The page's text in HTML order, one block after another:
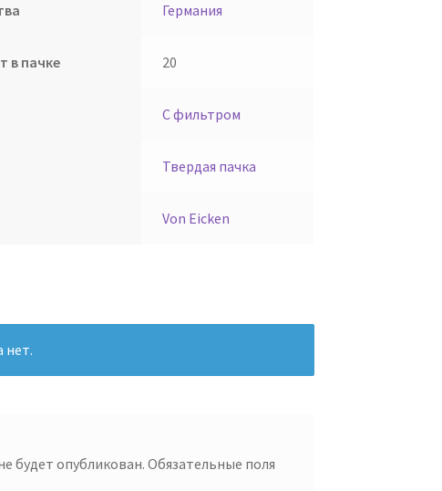
Германия
в пачке 20
С фильтром
Твердая пачка
Von Eicken
нет.
будет опубликован. Обязательные поля